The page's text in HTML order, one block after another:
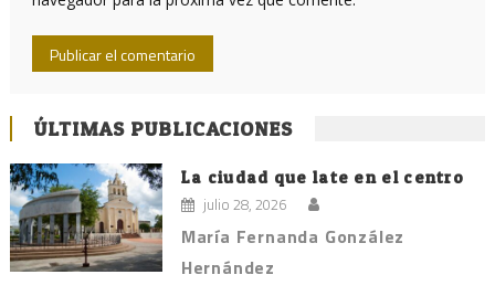
ÚLTIMAS PUBLICACIONES
La ciudad que late en el centro
julio 28, 2026
María Fernanda González
Hernández